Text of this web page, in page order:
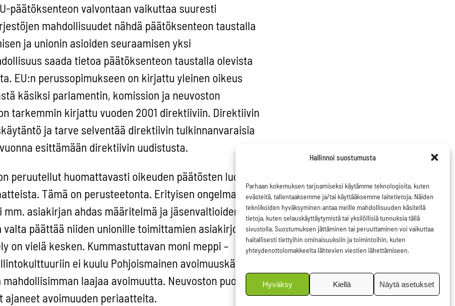
Hallinnoi suostumusta
Parhaan kokemuksen tarjoamiseksi käytämme teknologioita, kuten
evästeitä, tallentaaksemme ja/tai käyttääksemme laitetietoja. Näiden
tekniikoiden hyväksyminen antaa meille mahdollisuuden käsitellä
tietoja, kuten selauskäyttäytymistä tai yksilöllisiä tunnuksia tällä
sivustolla. Suostumuksen jättäminen tai peruuttaminen voi vaikuttaa
haitallisesti tiettyihin ominaisuuksiin ja toimintoihin, kuten
yhteydenottolomakkeelta lähtevien viestien lähettämiseen.
Hyväksy Kiellä Näytä asetukset
päätöksenteon valvontaan vaikuttaa suuresti
mahdollisuudet nähdä päätöksenteon taustalla
ja unionin asioiden seuraamisen yksi
saada tietoa päätöksenteon taustalla olevista
EU:n perussopimukseen on kirjattu yleinen oikeus
käsiksi parlamentin, komission ja neuvoston
tarkemmin kirjattu vuoden 2001 direktiiviin. Direktiivin
ja tarve selventää direktiivin tulkinnanvaraisia
esittämään direktiivin uudistusta.
peruutellut huomattavasti oikeuden päätösten luomista
Tämä on perusteetonta. Erityisen ongelmallisia
asiakirjan ahdas määritelmä ja jäsenvaltioiden
päättää niiden unionille toimittamien asiakirjojen
on vielä kesken. Kummastuttavan moni meppi –
ei kuulu Pohjoismainen avoimuuskäsitys –
laajaa avoimuutta. Neuvoston puolella
avoimuuden periaatteita.